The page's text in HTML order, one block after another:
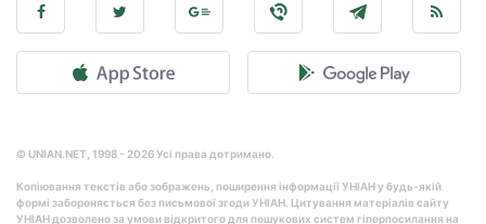
© UNIAN.NET, 1998 - 2026 Усі права дотримано.
Копіювання текстів або зображень, поширення інформації УНІАН у будь-якій
формі забороняється без письмової згоди УНІАН. Цитування матеріалів сайту
УНІАН дозволено за умови відкритого для пошукових систем гіперпосилання на